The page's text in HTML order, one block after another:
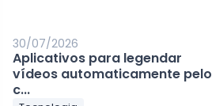
30/07/2026
Aplicativos para legendar
vídeos automaticamente pelo
c...